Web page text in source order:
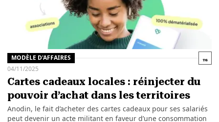
MODÈLE D'AFFAIRES
04/11/2025
Cartes cadeaux locales : réinjecter du
pouvoir d’achat dans les territoires
Anodin, le fait d’acheter des cartes cadeaux pour ses salariés
peut devenir un acte militant en faveur d’une consommation